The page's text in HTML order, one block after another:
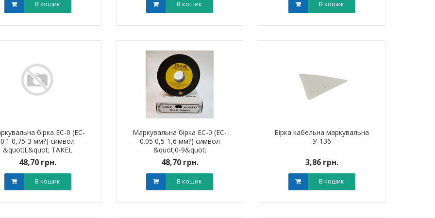
NIK 2300
обл)
грн.
В кошик
Лічильник NIK 2300
В кошик В кошик В кошик
бірка ЕС-0 (EC-
0.1 0,75-3 мм?) символ
&quot;L&quot; TAKEL
48,70 грн.
В кошик
Маркувальна бірка ЕС-0 (EC-
0.05 0,5-1,6 мм?) символ
&quot;0-9&quot;
48,70 грн.
В кошик
Бірка кабельна маркувальна
У-136
3,86 грн.
В кошик